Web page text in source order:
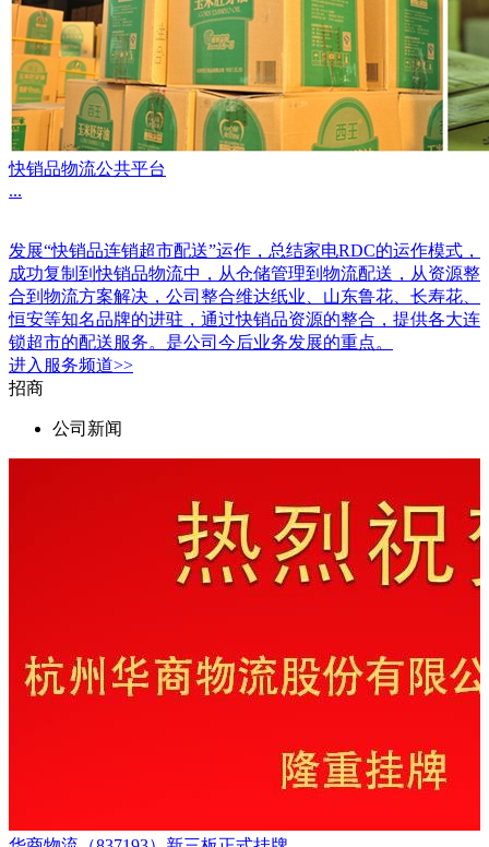
快销品物流公共平台
...
发展“快销品连销超市配送”运作，总结家电RDC的运作模式，
成功复制到快销品物流中，从仓储管理到物流配送，从资源整
合到物流方案解决，公司整合维达纸业、山东鲁花、长寿花、
恒安等知名品牌的进驻，通过快销品资源的整合，提供各大连
锁超市的配送服务。是公司今后业务发展的重点。
进入 服务频道>>
招商
公司新闻